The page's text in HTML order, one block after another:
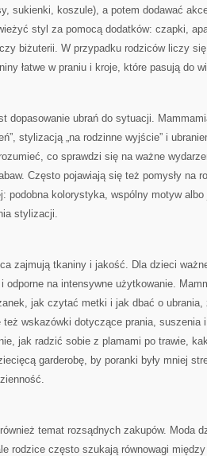
sukienki, koszule), a potem dodawać
styl za pomocą dodatków: czapki,
biżuterii. W przypadku rodziców liczy
łatwe w praniu i kroje, które pasują do
dopasowanie ubrań do sytuacji.
stylizacją „na rodzinne wyjście” i
co sprawdzi się na ważne
Często pojawiają się też pomysły na
podobna kolorystyka, wspólny motyw albo
stylizacji.
zajmują tkaniny i jakość. Dla dzieci
odporne na intensywne użytkowanie.
jak czytać metki i jak dbać o ubrania,
też wskazówki dotyczące prania, suszenia
jak radzić sobie z plamami po trawie,
garderobę, by poranki były mniej
temat rozsądnych zakupów. Moda
rodzice często szukają równowagi